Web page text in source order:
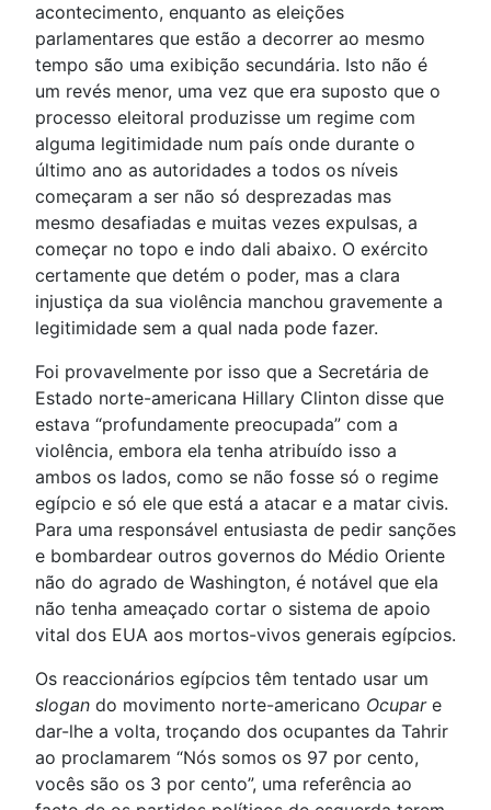
acontecimento, enquanto as eleições
parlamentares que estão a decorrer ao mesmo
tempo são uma exibição secundária. Isto não é
um revés menor, uma vez que era suposto que o
processo eleitoral produzisse um regime com
alguma legitimidade num país onde durante o
último ano as autoridades a todos os níveis
começaram a ser não só desprezadas mas
mesmo desafiadas e muitas vezes expulsas, a
começar no topo e indo dali abaixo. O exército
certamente que detém o poder, mas a clara
injustiça da sua violência manchou gravemente a
legitimidade sem a qual nada pode fazer.
Foi provavelmente por isso que a Secretária de
Estado norte-americana Hillary Clinton disse que
estava “profundamente preocupada” com a
violência, embora ela tenha atribuído isso a
ambos os lados, como se não fosse só o regime
egípcio e só ele que está a atacar e a matar civis.
Para uma responsável entusiasta de pedir sanções
e bombardear outros governos do Médio Oriente
não do agrado de Washington, é notável que ela
não tenha ameaçado cortar o sistema de apoio
vital dos EUA aos mortos-vivos generais egípcios.
Os reaccionários egípcios têm tentado usar um
slogan do movimento norte-americano Ocupare
dar-lhe a volta, troçando dos ocupantes da Tahrir
ao proclamarem “Nós somos os 97 por cento,
vocês são os 3 por cento”, uma referência ao